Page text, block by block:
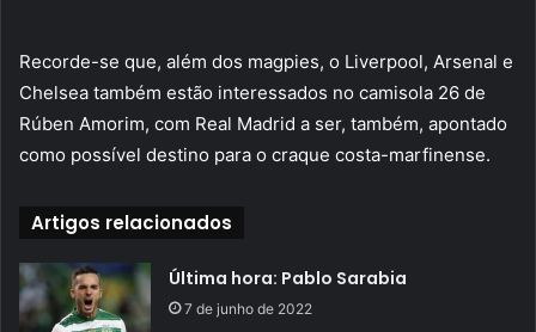
Recorde-se que, além dos magpies, o Liverpool, Arsenal e
Chelsea também estão interessados no camisola 26 de
Rúben Amorim, com Real Madrid a ser, também, apontado
como possível destino para o craque costa-marfinense.
Artigos relacionados
Última hora: Pablo Sarabia
7 de junho de 2022